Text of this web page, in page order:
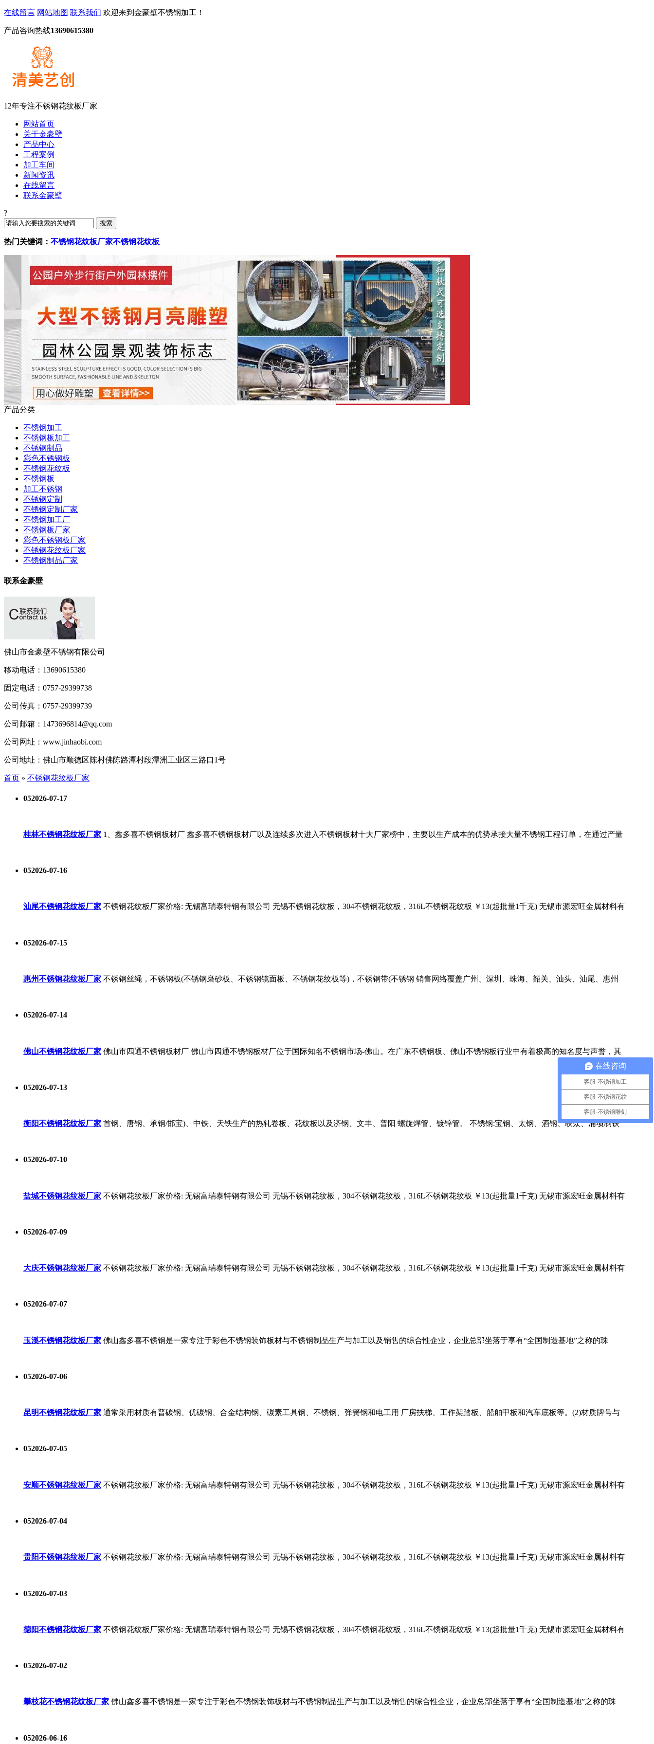
在线留言 网站地图 联系我们 欢迎来到金豪壁不锈钢加工！
产品咨询热线13690615380
12年专注不锈钢花纹板厂家
网站首页
关于金豪壁
产品中心
工程案例
加工车间
新闻资讯
在线留言
联系金豪壁
?
热门关键词： 不锈钢花纹板厂家不锈钢花纹板
产品分类
不锈钢加工
不锈钢板加工
不锈钢制品
彩色不锈钢板
不锈钢花纹板
不锈钢板
加工不锈钢
不锈钢定制
不锈钢定制厂家
不锈钢加工厂
不锈钢板厂家
彩色不锈钢板厂家
不锈钢花纹板厂家
不锈钢制品厂家
联系金豪壁
佛山市金豪壁不锈钢有限公司
移动电话： 13690615380
固定电话： 0757-29399738
公司传真： 0757-29399739
公司邮箱： 1473696814@qq.com
公司网址： www.jinhaobi.com
公司地址： 佛山市顺德区陈村佛陈路潭村段潭洲工业区三路口1号
首页 » 不锈钢花纹板厂家
052026-07-17
桂林不锈钢花纹板厂家 1、鑫多喜不锈钢板材厂 鑫多喜不锈钢板材厂以及连续多次进入不锈钢板材十大厂家榜中，主要以生产成本的优势承接大量不锈钢工程订单，在通过产量
052026-07-16
汕尾不锈钢花纹板厂家 不锈钢花纹板厂家价格: 无锡富瑞泰特钢有限公司 无锡不锈钢花纹板，304不锈钢花纹板，316L不锈钢花纹板 ￥13(起批量1千克) 无锡市源宏旺金属材料有
052026-07-15
惠州不锈钢花纹板厂家 不锈钢丝绳，不锈钢板(不锈钢磨砂板、不锈钢镜面板、不锈钢花纹板等)，不锈钢带(不锈钢 销售网络覆盖广州、深圳、珠海、韶关、汕头、汕尾、惠州
052026-07-14
佛山不锈钢花纹板厂家 佛山市四通不锈钢板材厂 佛山市四通不锈钢板材厂位于国际知名不锈钢市场-佛山。在广东不锈钢板、佛山不锈钢板行业中有着极高的知名度与声誉，其
052026-07-13
衡阳不锈钢花纹板厂家 首钢、唐钢、承钢/邯宝)、中铁、天铁生产的热轧卷板、花纹板以及济钢、文丰、普阳 螺旋焊管、镀锌管。 不锈钢:宝钢、太钢、酒钢、联众、浦项制铁
052026-07-10
盐城不锈钢花纹板厂家 不锈钢花纹板厂家价格: 无锡富瑞泰特钢有限公司 无锡不锈钢花纹板，304不锈钢花纹板，316L不锈钢花纹板 ￥13(起批量1千克) 无锡市源宏旺金属材料有
052026-07-09
大庆不锈钢花纹板厂家 不锈钢花纹板厂家价格: 无锡富瑞泰特钢有限公司 无锡不锈钢花纹板，304不锈钢花纹板，316L不锈钢花纹板 ￥13(起批量1千克) 无锡市源宏旺金属材料有
052026-07-07
玉溪不锈钢花纹板厂家 佛山鑫多喜不锈钢是一家专注于彩色不锈钢装饰板材与不锈钢制品生产与加工以及销售的综合性企业，企业总部坐落于享有“全国制造基地”之称的珠
052026-07-06
昆明不锈钢花纹板厂家 通常采用材质有普碳钢、优碳钢、合金结构钢、碳素工具钢、不锈钢、弹簧钢和电工用 厂房扶梯、工作架踏板、船舶甲板和汽车底板等。(2)材质牌号与
052026-07-05
安顺不锈钢花纹板厂家 不锈钢花纹板厂家价格: 无锡富瑞泰特钢有限公司 无锡不锈钢花纹板，304不锈钢花纹板，316L不锈钢花纹板 ￥13(起批量1千克) 无锡市源宏旺金属材料有
052026-07-04
贵阳不锈钢花纹板厂家 不锈钢花纹板厂家价格: 无锡富瑞泰特钢有限公司 无锡不锈钢花纹板，304不锈钢花纹板，316L不锈钢花纹板 ￥13(起批量1千克) 无锡市源宏旺金属材料有
052026-07-03
德阳不锈钢花纹板厂家 不锈钢花纹板厂家价格: 无锡富瑞泰特钢有限公司 无锡不锈钢花纹板，304不锈钢花纹板，316L不锈钢花纹板 ￥13(起批量1千克) 无锡市源宏旺金属材料有
052026-07-02
攀枝花不锈钢花纹板厂家 佛山鑫多喜不锈钢是一家专注于彩色不锈钢装饰板材与不锈钢制品生产与加工以及销售的综合性企业，企业总部坐落于享有“全国制造基地”之称的珠
052026-06-16
在线咨询
客服-不锈钢加工
客服-不锈钢花纹
客服-不锈钢雕刻